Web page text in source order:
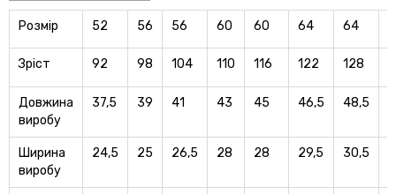
Розмір 52 56 56 60 60 64 64
Зріст 92 98 104 110 116 122 128
Довжина
виробу
37,5 39 41 43 45 46,5 48,5
Ширина
виробу
24,5 25 26,5 28 28 29,5 30,5